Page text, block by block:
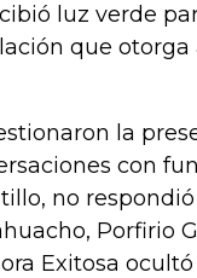
luz verde
que otorga
la
con
no
Porfirio
​​Exitosa